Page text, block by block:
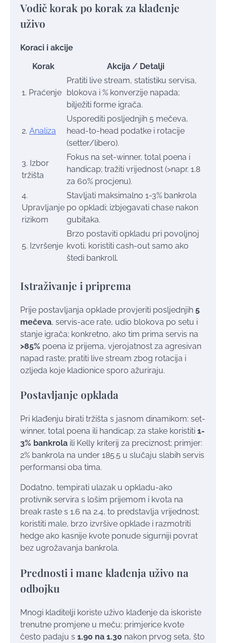
Vodič korak po korak za klađenje
uživo
Koraci i akcije
Korak
Akcija / Detalji
1. Praćenje
Pratiti live stream, statistiku servisa,
blokova i % konverzije napada;
bilježiti forme igrača.
2. Analiza
Usporediti posljednjih 5 mečeva,
head-to-head podatke i rotacije
(setter/libero).
3. Izbor
tržišta
Fokus na set-winner, total poena i
handicap; tražiti vrijednost (>napr. 1.8
za 60% procjenu).
4.
Upravljanje
rizikom
Stavljati maksimalno 1-3% bankrola
po opkladi; izbjegavati chase nakon
gubitaka.
5. Izvršenje
Brzo postaviti opkladu pri povoljnoj
kvoti, koristiti cash-out samo ako
štedi bankroll.
Istraživanje i priprema
Prije postavljanja opklade provjeriti posljednjih 5
mečeva, servis-ace rate, udio blokova po setu i
stanje igrača; konkretno, ako tim prima servis na
>85% poena iz prijema, vjerojatnost za agresivan
napad raste; pratiti live stream zbog rotacija i
ozljeda koje kladionice sporo ažuriraju.
Postavljanje opklada
Pri klađenju birati tržišta s jasnom dinamikom: set-
winner, total poena ili handicap; za stake koristiti 1-
3% bankrola ili Kelly kriterij za preciznost; primjer:
2% bankrola na under 185.5 u slučaju slabih servis
performansi oba tima.
Dodatno, tempirati ulazak u opkladu-ako
protivnik servira s lošim prijemom i kvota na
break raste s 1.6 na 2.4, to predstavlja vrijednost;
koristiti male, brzo izvršive opklade i razmotriti
hedge ako kasnije kvote ponude sigurniji povrat
bez ugrožavanja bankrola.
Prednosti i mane klađenja uživo na
odbojku
Mnogi kladitelji koriste uživo klađenje da iskoriste
trenutne promjene u meču; primjerice kvote
često padaju s 1.90 na 1.30 nakon prvog seta, što